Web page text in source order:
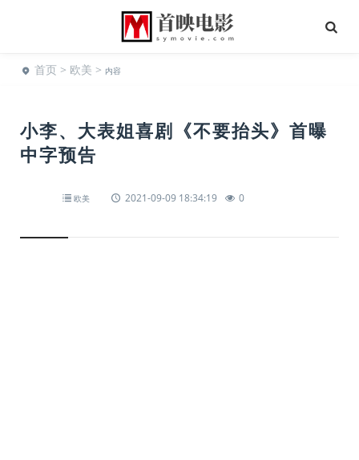
首页 > 欧美 > 内容
小李、大表姐喜剧《不要抬头》首曝
中字预告
欧美 2021-09-09 18:34:19 0